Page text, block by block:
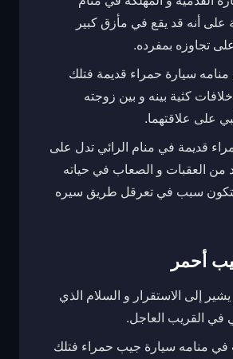
على أنه قد يقع في مأزق كبير
تجاوزه بمفرده.
منامه سيارة حمراء قديمة فتلك
كثية بينه و بين زوجته
على علاقتهما.
قديمة في منام الرائي تدل على
من العقبات و الصعاب في حياته
وستكون سبب في تعرقل طريق سيره
أحمر
إلى الاستقرار و السلام الذي
في القريب العاجل.
في منامه سيارة جيب حمراء فتلك